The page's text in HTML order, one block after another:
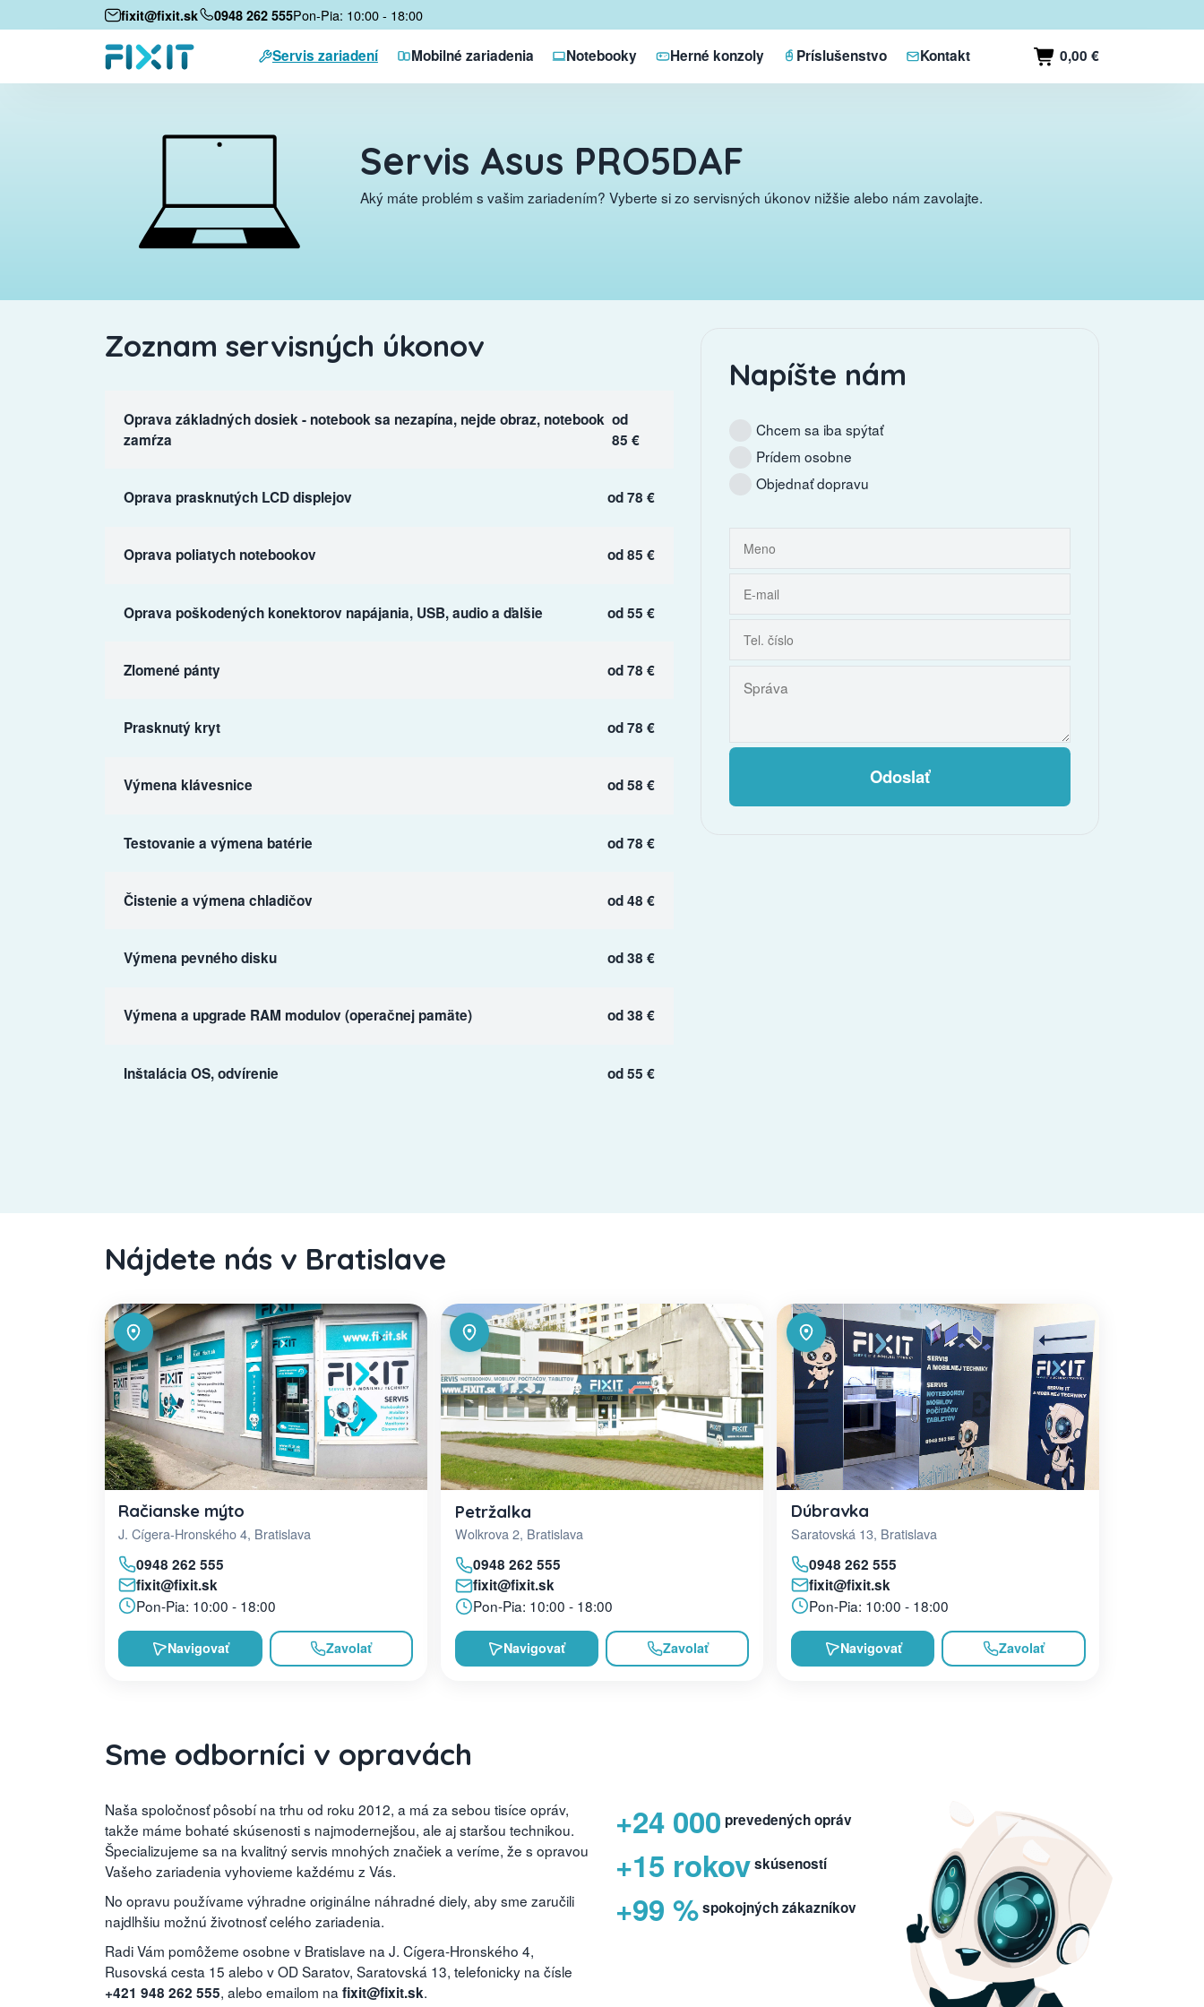
fixit@fixit.sk 0948 262 555Pon-Pia: 10:00 - 18:00
Servis zariadení Mobilné zariadenia Notebooky Herné konzoly Príslušenstvo Kontakt 0,00 €
Servis Asus PRO5DAF
Aký máte problém s vašim zariadením? Vyberte si zo servisných úkonov nižšie alebo nám zavolajte.
Zoznam servisných úkonov
Oprava základných dosiek - notebook sa nezapína, nejde obraz, notebook
zamŕza
od
85 €
Oprava prasknutých LCD displejov od 78 €
Oprava poliatych notebookov od 85 €
Oprava poškodených konektorov napájania, USB, audio a ďalšie od 55 €
Zlomené pánty od 78 €
Prasknutý kryt od 78 €
Výmena klávesnice od 58 €
Testovanie a výmena batérie od 78 €
Čistenie a výmena chladičov od 48 €
Výmena pevného disku od 38 €
Výmena a upgrade RAM modulov (operačnej pamäte) od 38 €
Inštalácia OS, odvírenie od 55 €
Napíšte nám
Chcem sa iba spýtať
Prídem osobne
Objednať dopravu
Odoslať
Nájdete nás v Bratislave
Račianske mýto
J. Cígera-Hronského 4, Bratislava
0948 262 555
fixit@fixit.sk
Pon-Pia: 10:00 - 18:00
Navigovať Zavolať
Petržalka
Wolkrova 2, Bratislava
0948 262 555
fixit@fixit.sk
Pon-Pia: 10:00 - 18:00
Navigovať Zavolať
Dúbravka
Saratovská 13, Bratislava
0948 262 555
fixit@fixit.sk
Pon-Pia: 10:00 - 18:00
Navigovať Zavolať
Sme odborníci v opravách
Naša spoločnosť pôsobí na trhu od roku 2012, a má za sebou tisíce opráv,
takže máme bohaté skúsenosti s najmodernejšou, ale aj staršou technikou.
Špecializujeme sa na kvalitný servis mnohých značiek a veríme, že s opravou
Vašeho zariadenia vyhovieme každému z Vás.
No opravu používame výhradne originálne náhradné diely, aby sme zaručili
najdlhšiu možnú životnosť celého zariadenia.
Radi Vám pomôžeme osobne v Bratislave na J. Cígera-Hronského 4,
Rusovská cesta 15 alebo v OD Saratov, Saratovská 13, telefonicky na čísle
+421 948 262 555, alebo emailom na fixit@fixit.sk.
+24 000 prevedených opráv
+15 rokovskúseností
+99 %spokojných zákazníkov